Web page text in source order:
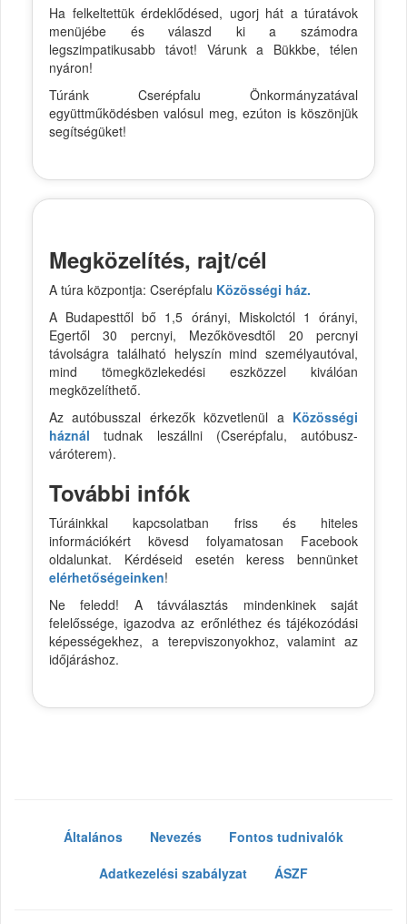
Ha felkeltettük érdeklődésed, ugorj hát a túratávok
menüjébe és válaszd ki a számodra
legszimpatikusabb távot! Várunk a Bükkbe, télen
nyáron!
Túránk Cserépfalu Önkormányzatával
együttműködésben valósul meg, ezúton is köszönjük
segítségüket!
Megközelítés, rajt/cél
A túra központja: Cserépfalu Közösségi ház.
A Budapesttől bő 1,5 órányi, Miskolctól 1 órányi,
Egertől 30 percnyi, Mezőkövesdtől 20 percnyi
távolságra található helyszín mind személyautóval,
mind tömegközlekedési eszközzel kiválóan
megközelíthető.
Az autóbusszal érkezők közvetlenül a Közösségi
háznál tudnak leszállni (Cserépfalu, autóbusz-
váróterem).
További infók
Túráinkkal kapcsolatban friss és hiteles
információkért kövesd folyamatosan Facebook
oldalunkat. Kérdéseid esetén keress bennünket
elérhetőségeinken!
Ne feledd! A távválasztás mindenkinek saját
felelőssége, igazodva az erőnléthez és tájékozódási
képességekhez, a terepviszonyokhoz, valamint az
időjáráshoz.
Általános Nevezés
Fontos tudnivalók
Adatkezelési szabályzat
ÁSZF